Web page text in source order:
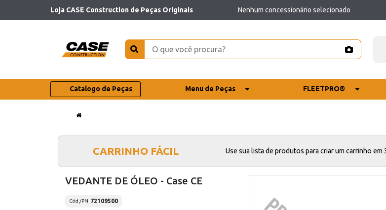
Loja CASE Construction de Peças Originais Nenhum concessionário selecionado
Catalogo de Peças Menu de Peças FLEETPRO®
CARRINHO FÁCIL Use sua lista de produtos para criar um carrinho em
VEDANTE DE ÓLEO - Case CE
Cód./PN 72109500